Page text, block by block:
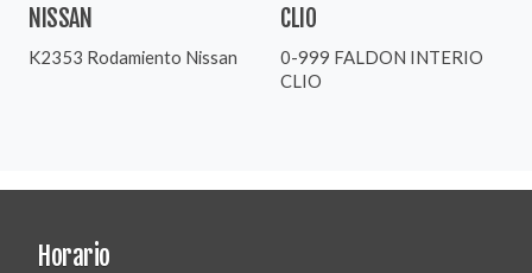
NISSAN
K2353 Rodamiento Nissan
CLIO
0-999 FALDON INTERIO
CLIO
Horario